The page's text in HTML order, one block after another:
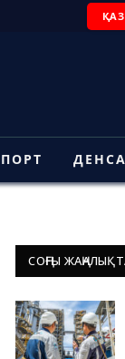
ҚАЗ
СОҢҒЫ